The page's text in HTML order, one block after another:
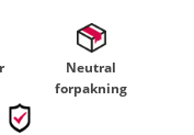
Neutral
forpakning